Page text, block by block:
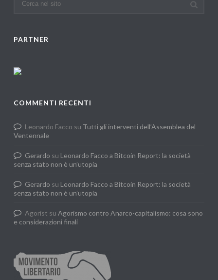
PARTNER
COMMENTI RECENTI
Leonardo Facco su Tutti gli interventi dell’Assemblea del
Ventennale
Gerardo su Leonardo Facco a Bitcoin Report: la società
senza stato non è un’utopia
Gerardo su Leonardo Facco a Bitcoin Report: la società
senza stato non è un’utopia
Agorist suAgorismo contro Anarco-capitalismo: cosa sono
e considerazioni finali